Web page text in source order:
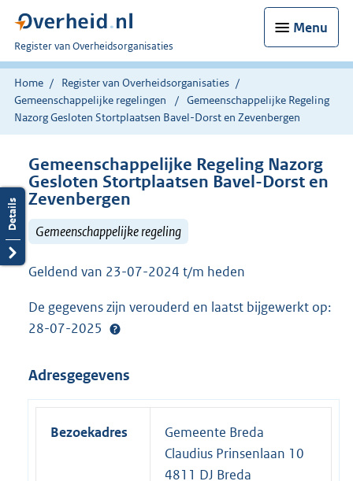
Menu
U
bent
nu
hier:
Register van Overheidsorganisaties
Home
Register van Overheidsorganisaties
Gemeenschappelijke regelingen
Gemeenschappelijke Regeling
Nazorg Gesloten Stortplaatsen Bavel-Dorst en Zevenbergen
Gemeenschappelijke Regeling Nazorg
Gesloten Stortplaatsen Bavel-Dorst en
Zevenbergen
Gemeenschappelijke regeling
Geldend van 23-07-2024 t/m heden
De gegevens zijn verouderd en laatst bijgewerkt op:
28-07-2025
Adresgegevens
Bezoekadres
Gemeente Breda
Claudius Prinsenlaan 10
4811 DJ Breda